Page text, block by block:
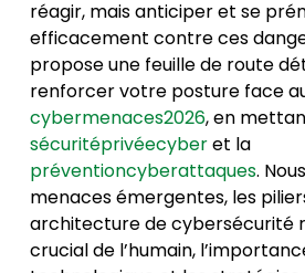
réagir, mais anticiper et se
efficacement contre ces
propose une feuille de route
renforcer votre posture face
cybermenaces2026, en
sécuritéprivéecyberet la
préventioncyberattaques.
menaces émergentes, les
architecture de cybersécurité
crucial de l’humain,